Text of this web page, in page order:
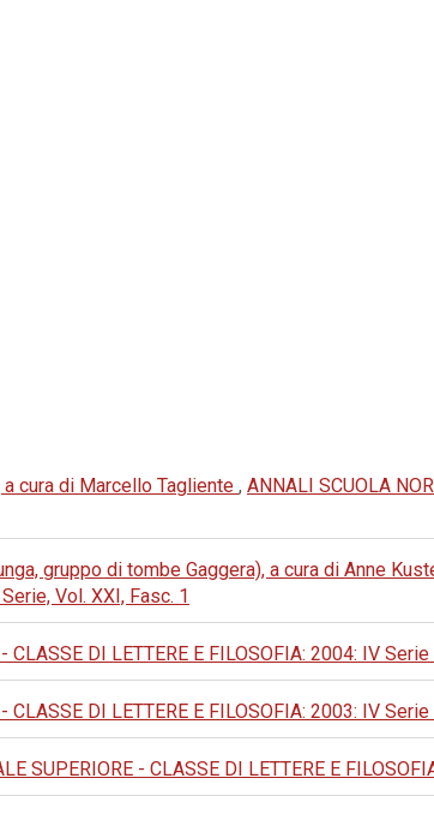
cura di Marcello Tagliente , ANNALI SCUOLA
gruppo di tombe Gaggera), a cura di Anne
Vol. XXI, Fasc. 1
CLASSE DI LETTERE E FILOSOFIA: 2004: IV
CLASSE DI LETTERE E FILOSOFIA: 2003: IV
SUPERIORE - CLASSE DI LETTERE E